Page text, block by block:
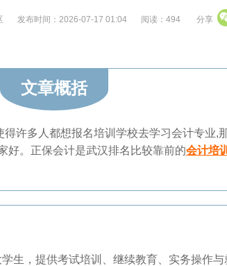
发布时间：2026-07-17 01:04 阅读：494 分享
文章概括
许多人都想报名培训学校去学习会计专业,
好。正保会计是武汉排名比较靠前的会计培
生，提供考试培训、继续教育、实务操作与